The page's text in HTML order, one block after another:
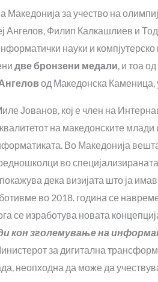
за учество на
Ангелов, Филип Калкашлиев и
науки и
две бронзени медали, и тоа од
од Македонска Каменица,
Јованов, кој е член на
на македонските
Во Македонија
во
дека визијата што ја
во 2018. година се
се изработува новата
кон зголемување на
за дигитална
неопходна да може да